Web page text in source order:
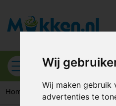
Wij
Wij maken gebruik
advertenties te
Alle
Home Druktechnieken